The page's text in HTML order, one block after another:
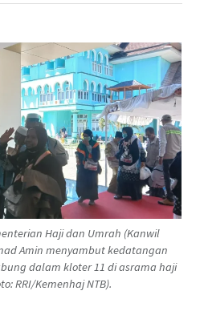
Haji dan Umrah (Kanwil
Amin menyambut kedatangan
dalam kloter 11 di asrama haji
RRI/Kemenhaj NTB).